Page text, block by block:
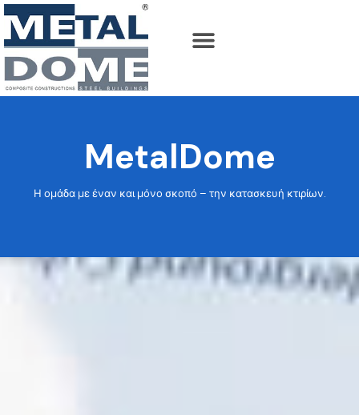
MetalDome
Η ομάδα με έναν και μόνο σκοπό – την κατασκευή κτιρίων.